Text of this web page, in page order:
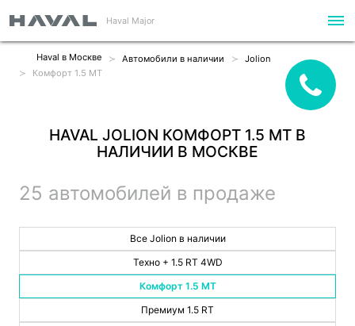
Haval Major
Haval в Москве Автомобили в наличии
Jolion
Комфорт 1.5 MT
HAVAL JOLION КОМФОРТ 1.5 MT В
НАЛИЧИИ В МОСКВЕ
25 автомобилей в продаже
Все Jolion в наличии
Техно + 1.5 RT 4WD
Комфорт 1.5 MT
Премиум 1.5 RT